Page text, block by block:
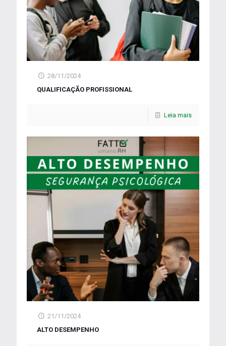
28/11/2024
QUALIFICAÇÃO PROFISSIONAL
Leia mais
21/11/2024
ALTO DESEMPENHO